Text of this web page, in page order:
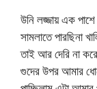
উনি লজ্জায় এক
সামলাতে পারছিনা
তাই আর দেরি না
গুদের উপর আমার